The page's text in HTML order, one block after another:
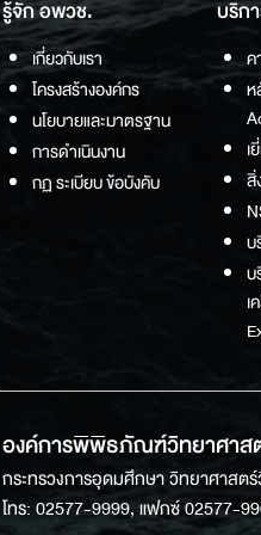
รู้จัก อพวช.
เกี่ยวกับเรา
โครงสร้างองค์กร
นโยบายและมาตรฐาน
การดำเนินงาน
กฏ ระเบียบ ข้อบังคับ
บริก
ค
ห
เ
สิ่
บ
บ
องค์การพิพิธภัณฑ์วิทยาศาส
กระทรวงการอุดมศึกษา วิทยาศาส
โทร: 02577-9999, แฟกซ์ 02577-